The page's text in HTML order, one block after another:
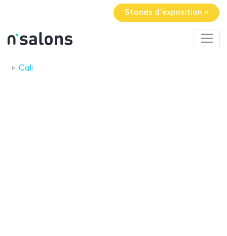
Stands d'exposition »
Cali